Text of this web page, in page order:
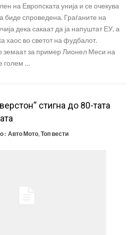
на Европската унија и се очекува
биде спроведена. Граѓаните на
дека сакаат да ја напуштат ЕУ, а
хаос во светот на фудбалот.
земаат за пример Лионел Меси на
голем …
стигна до 80-тата
: Авто Мото,Топ вести